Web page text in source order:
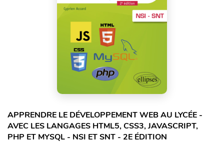
APPRENDRE LE DÉVELOPPEMENT WEB AU LYCÉE -
AVEC LES LANGAGES HTML5, CSS3, JAVASCRIPT,
PHP ET MYSQL - NSI ET SNT - 2E ÉDITION